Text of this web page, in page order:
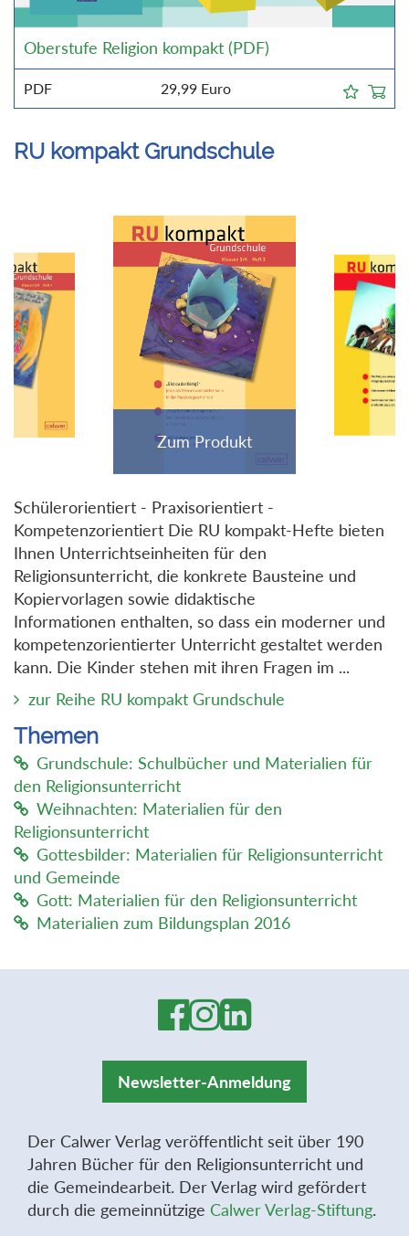
Oberstufe Religion kompakt (PDF)
PDF 29,99 Euro
RU kompakt Grundschule
Schülerorientiert - Praxisorientiert -
Kompetenzorientiert Die RU kompakt-Hefte bieten
Ihnen Unterrichtseinheiten für den
Religionsunterricht, die konkrete Bausteine und
Kopiervorlagen sowie didaktische
Informationen enthalten, so dass ein moderner und
kompetenzorientierter Unterricht gestaltet werden
kann. Die Kinder stehen mit ihren Fragen im ...
zur Reihe RU kompakt Grundschule
Themen
Grundschule: Schulbücher und Materialien für
den Religionsunterricht
Weihnachten: Materialien für den
Religionsunterricht
Gottesbilder: Materialien für Religionsunterricht
und Gemeinde
Gott: Materialien für den Religionsunterricht
Materialien zum Bildungsplan 2016
Newsletter-Anmeldung
Der Calwer Verlag veröffentlicht seit über 190
Jahren Bücher für den Religionsunterricht und
die Gemeindearbeit. Der Verlag wird gefördert
durch die gemeinnützige Calwer Verlag-Stiftung.